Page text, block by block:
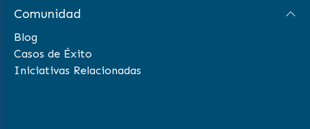
Comunidad
Blog
Casos de Éxito
Iniciativas Relacionadas